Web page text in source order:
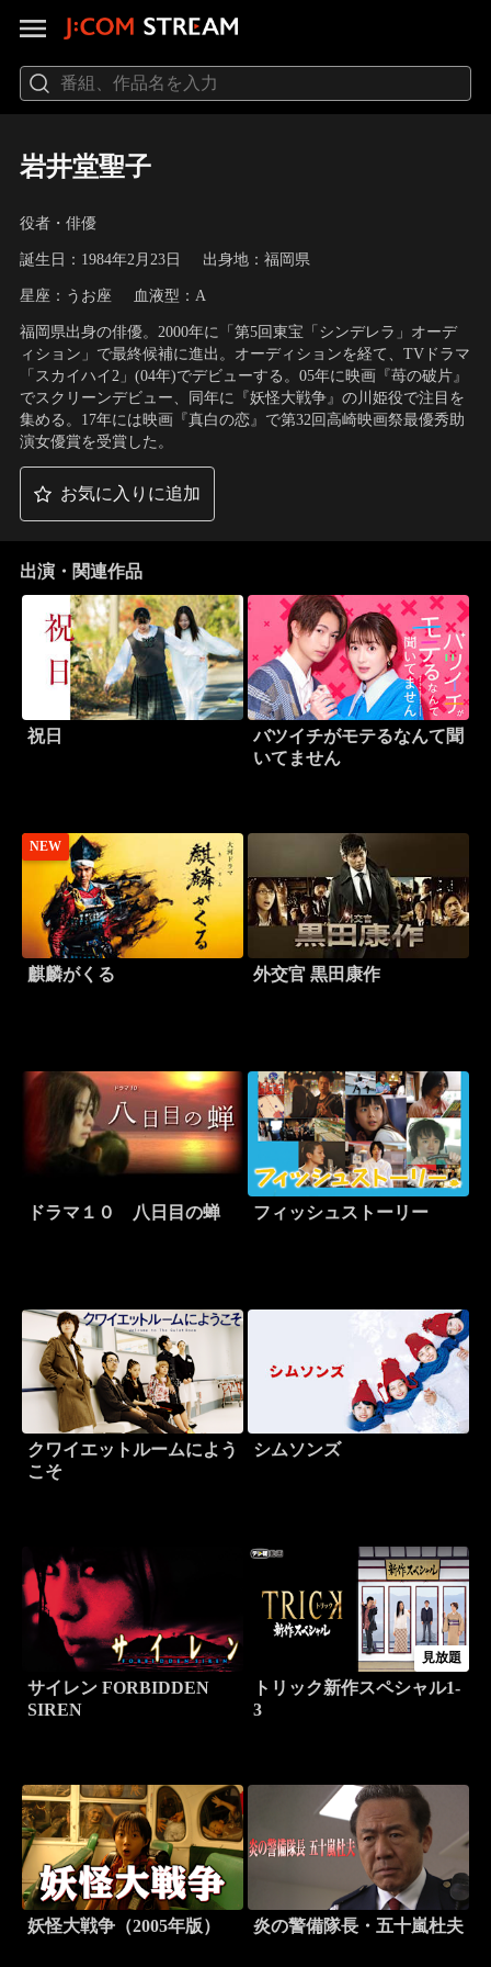
岩井堂聖子
役者・俳優
誕生日：1984年2月23日 出身地：福岡県
星座：うお座 血液型：A
福岡県出身の俳優。2000年に「第5回東宝「シンデレラ」オーデ
ィション」で最終候補に進出。オーディションを経て、TVドラマ
「スカイハイ2」(04年)でデビューする。05年に映画『苺の破片』
でスクリーンデビュー、同年に『妖怪大戦争』の川姫役で注目を
集める。17年には映画『真白の恋』で第32回高崎映画祭最優秀助
演女優賞を受賞した。
お気に入りに追加
出演・関連作品
祝日
バツイチがモテるなんて聞
いてません
NEW
麒麟がくる 外交官 黒田康作
ドラマ１０ 八日目の蝉 フィッシュストーリー
クワイエットルームによう
こそ
シムソンズ
サイレン FORBIDDEN
SIREN
見放題
トリック新作スペシャル1-
3
妖怪大戦争（2005年版） 炎の警備隊長・五十嵐杜夫